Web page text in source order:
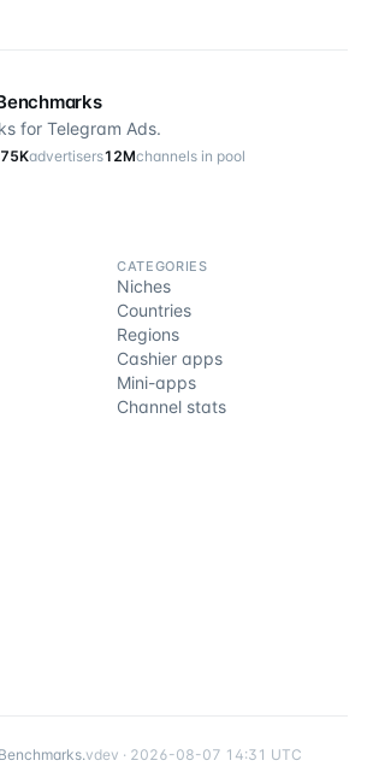
for Telegram Ads.
75Kadvertisers12Mchannels in pool
CATEGORIES
Niches
Countries
Regions
Cashier apps
Mini-apps
Channel stats
.vdev · 2026-08-07 14:31 UTC